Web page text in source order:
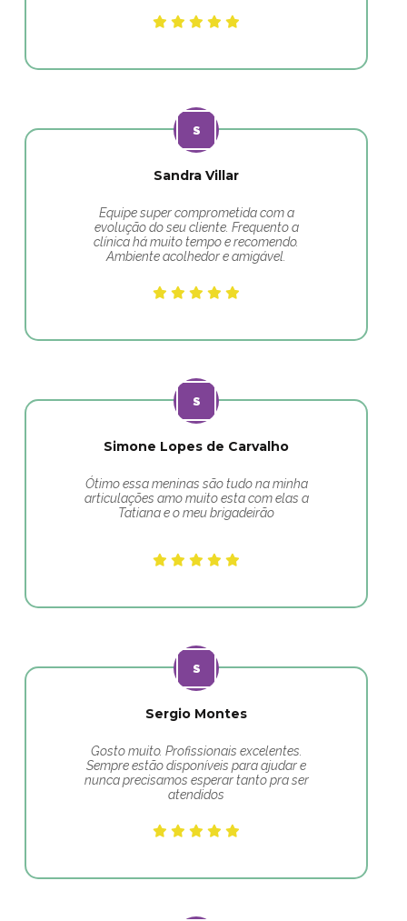
Sandra Villar
Equipe super comprometida com a
evolução do seu cliente. Frequento a
clínica há muito tempo e recomendo.
Ambiente acolhedor e amigável.
Simone Lopes de Carvalho
Ótimo essa meninas são tudo na minha
articulações amo muito esta com elas a
Tatiana e o meu brigadeirão
Sergio Montes
Gosto muito. Profissionais excelentes.
Sempre estão disponíveis para ajudar e
nunca precisamos esperar tanto pra ser
atendidos